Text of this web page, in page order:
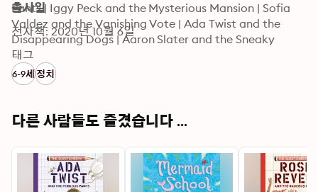
Pants | Iggy Peck and the Mysterious Mansion | Sofia
Valdez and the Vanishing Vote | Ada Twist and the
Disappearing Dogs | Aaron Slater and the Sneaky
Snake | Lila Greer and the Shrieking Shadow
* Ada Twist, Scientist: The Why Files Series: Exploring
Flight! | All About Plants! | The Science of Baking | Bug
* Questioneers: Ada Twist, Scientist Series: Ghost
The Questioneers Big Project Book Series: Iggy Peck’s
Big Project Book for Amazing Architects | Rosie
출시일
전자책: 2020년 10월 6일
태그
6-9세정치
다른 사람들도 즐겼습니다 ...